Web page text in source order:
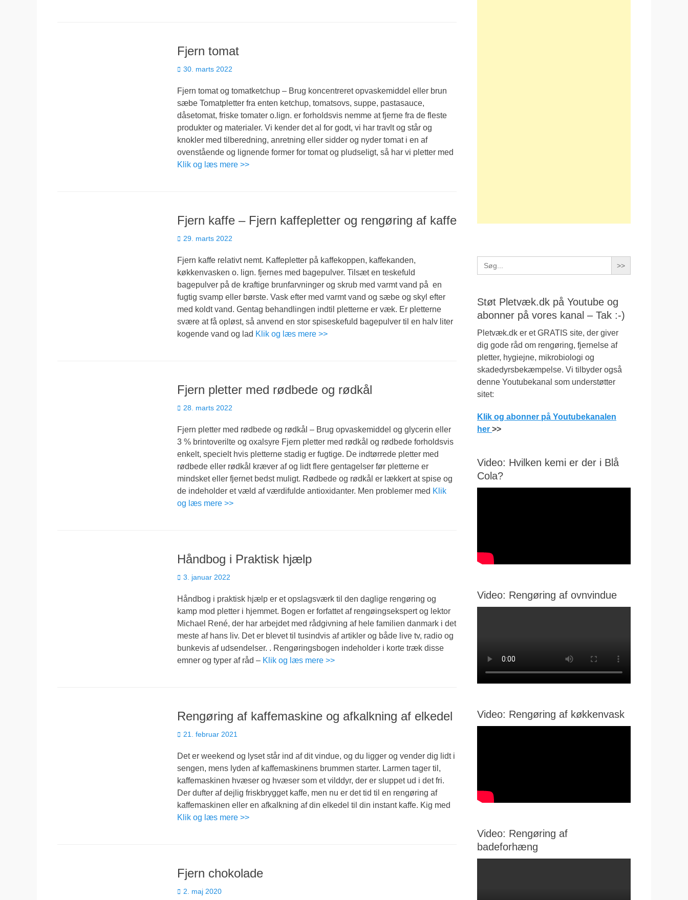
Fjern tomat
Udgivet
30. marts 2022
Fjern tomat og tomatketchup – Brug koncentreret opvaskemiddel eller brun
sæbe Tomatpletter fra enten ketchup, tomatsovs, suppe, pastasauce,
dåsetomat, friske tomater o.lign. er forholdsvis nemme at fjerne fra de fleste
produkter og materialer. Vi kender det al for godt, vi har travlt og står og
knokler med tilberedning, anretning eller sidder og nyder tomat i en af
ovenstående og lignende former for tomat og pludseligt, så har vi pletter med
Klik og læs mere >>
Fjern kaffe – Fjern kaffepletter og rengøring af kaffe
Udgivet
29. marts 2022
Fjern kaffe relativt nemt. Kaffepletter på kaffekoppen, kaffekanden,
køkkenvasken o. lign. fjernes med bagepulver. Tilsæt en teskefuld
bagepulver på de kraftige brunfarvninger og skrub med varmt vand på en
fugtig svamp eller børste. Vask efter med varmt vand og sæbe og skyl efter
med koldt vand. Gentag behandlingen indtil pletterne er væk. Er pletterne
svære at få opløst, så anvend en stor spiseskefuld bagepulver til en halv liter
kogende vand og lad Klik og læs mere >>
Fjern pletter med rødbede og rødkål
Udgivet
28. marts 2022
Fjern pletter med rødbede og rødkål – Brug opvaskemiddel og glycerin eller
3 % brintoverilte og oxalsyre Fjern pletter med rødkål og rødbede forholdsvis
enkelt, specielt hvis pletterne stadig er fugtige. De indtørrede pletter med
rødbede eller rødkål kræver af og lidt flere gentagelser før pletterne er
mindsket eller fjernet bedst muligt. Rødbede og rødkål er lækkert at spise og
de indeholder et væld af værdifulde antioxidanter. Men problemer med Klik
og læs mere >>
Håndbog i Praktisk hjælp
Udgivet
3. januar 2022
Håndbog i praktisk hjælp er et opslagsværk til den daglige rengøring og
kamp mod pletter i hjemmet. Bogen er forfattet af rengøingsekspert og lektor
Michael René, der har arbejdet med rådgivning af hele familien danmark i det
meste af hans liv. Det er blevet til tusindvis af artikler og både live tv, radio og
bunkevis af udsendelser. . Rengøringsbogen indeholder i korte træk disse
emner og typer af råd – Klik og læs mere >>
Rengøring af kaffemaskine og afkalkning af elkedel
Udgivet
21. februar 2021
Det er weekend og lyset står ind af dit vindue, og du ligger og vender dig lidt i
sengen, mens lyden af kaffemaskinens brummen starter. Larmen tager til,
kaffemaskinen hvæser og hvæser som et vilddyr, der er sluppet ud i det fri.
Der dufter af dejlig friskbrygget kaffe, men nu er det tid til en rengøring af
kaffemaskinen eller en afkalkning af din elkedel til din instant kaffe. Kig med
Klik og læs mere >>
Fjern chokolade
Udgivet
2. maj 2020
Search
for:
Støt Pletvæk.dk på Youtube og
abonner på vores kanal – Tak :-)
Pletvæk.dk er et GRATIS site, der giver
dig gode råd om rengøring, fjernelse af
pletter, hygiejne, mikrobiologi og
skadedyrsbekæmpelse. Vi tilbyder også
denne Youtubekanal som understøtter
sitet:
Klik og abonner på Youtubekanalen
her >>
Video: Hvilken kemi er der i Blå
Cola?
Video: Rengøring af ovnvindue
Video: Rengøring af køkkenvask
Video: Rengøring af
badeforhæng